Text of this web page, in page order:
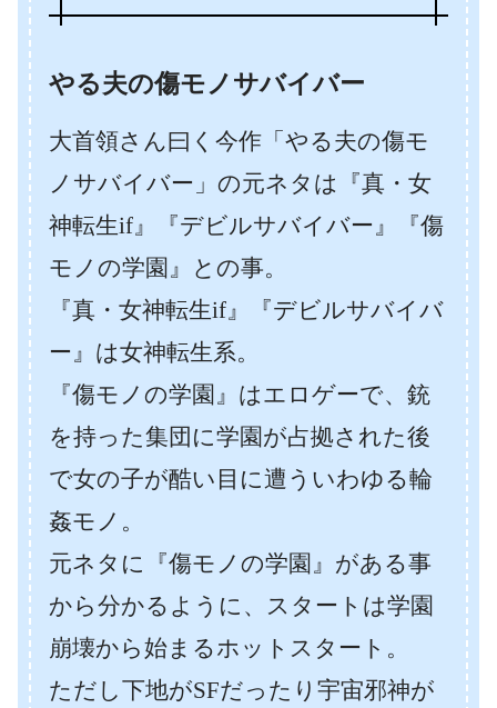
やる夫の傷モノサバイバー
大首領さん曰く今作「やる夫の傷モ
ノサバイバー」の元ネタは『真・女
神転生if』『デビルサバイバー』『傷
モノの学園』との事。
『真・女神転生if』『デビルサバイバ
ー』は女神転生系。
『傷モノの学園』はエロゲーで、銃
を持った集団に学園が占拠された後
で女の子が酷い目に遭ういわゆる輪
姦モノ。
元ネタに『傷モノの学園』がある事
から分かるように、スタートは学園
崩壊から始まるホットスタート。
ただし下地がSFだったり宇宙邪神が